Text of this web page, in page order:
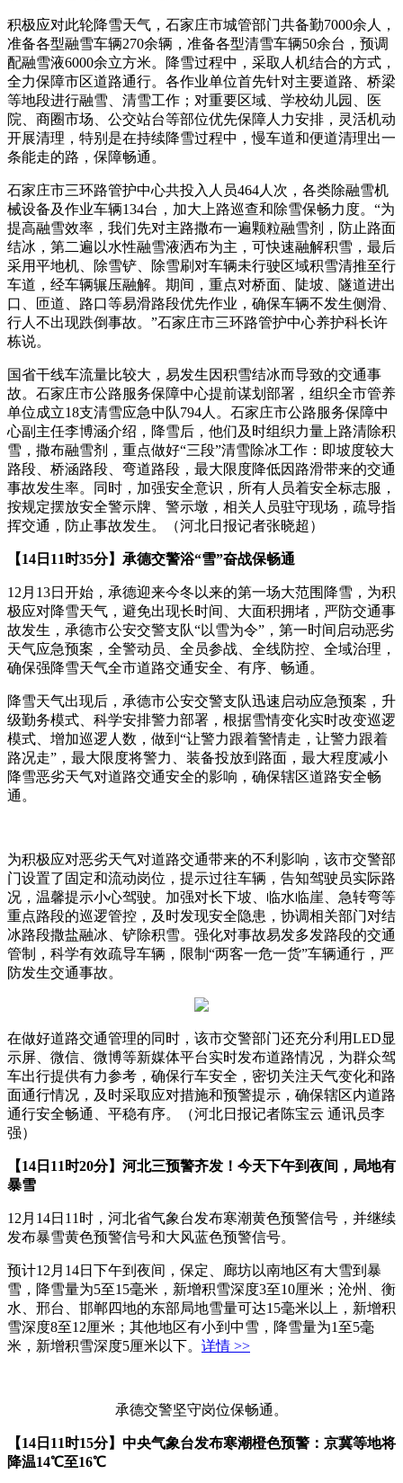
积极应对此轮降雪天气，石家庄市城管部门共备勤7000余人，
准备各型融雪车辆270余辆，准备各型清雪车辆50余台，预调
配融雪液6000余立方米。降雪过程中，采取人机结合的方式，
全力保障市区道路通行。各作业单位首先针对主要道路、桥梁
等地段进行融雪、清雪工作；对重要区域、学校幼儿园、医
院、商圈市场、公交站台等部位优先保障人力安排，灵活机动
开展清理，特别是在持续降雪过程中，慢车道和便道清理出一
条能走的路，保障畅通。
石家庄市三环路管护中心共投入人员464人次，各类除融雪机
械设备及作业车辆134台，加大上路巡查和除雪保畅力度。“为
提高融雪效率，我们先对主路撒布一遍颗粒融雪剂，防止路面
结冰，第二遍以水性融雪液洒布为主，可快速融解积雪，最后
采用平地机、除雪铲、除雪刷对车辆未行驶区域积雪清推至行
车道，经车辆辗压融解。期间，重点对桥面、陡坡、隧道进出
口、匝道、路口等易滑路段优先作业，确保车辆不发生侧滑、
行人不出现跌倒事故。”石家庄市三环路管护中心养护科长许
栋说。
国省干线车流量比较大，易发生因积雪结冰而导致的交通事
故。石家庄市公路服务保障中心提前谋划部署，组织全市管养
单位成立18支清雪应急中队794人。石家庄市公路服务保障中
心副主任李博涵介绍，降雪后，他们及时组织力量上路清除积
雪，撒布融雪剂，重点做好“三段”清雪除冰工作：即坡度较大
路段、桥涵路段、弯道路段，最大限度降低因路滑带来的交通
事故发生率。同时，加强安全意识，所有人员着安全标志服，
按规定摆放安全警示牌、警示墩，相关人员驻守现场，疏导指
挥交通，防止事故发生。（河北日报记者张晓超）
【14日11时35分】承德交警浴“雪”奋战保畅通
12月13日开始，承德迎来今冬以来的第一场大范围降雪，为积
极应对降雪天气，避免出现长时间、大面积拥堵，严防交通事
故发生，承德市公安交警支队“以雪为令”，第一时间启动恶劣
天气应急预案，全警动员、全员参战、全线防控、全域治理，
确保强降雪天气全市道路交通安全、有序、畅通。
降雪天气出现后，承德市公安交警支队迅速启动应急预案，升
级勤务模式、科学安排警力部署，根据雪情变化实时改变巡逻
模式、增加巡逻人数，做到“让警力跟着警情走，让警力跟着
路况走”，最大限度将警力、装备投放到路面，最大程度减小
降雪恶劣天气对道路交通安全的影响，确保辖区道路安全畅
通。
为积极应对恶劣天气对道路交通带来的不利影响，该市交警部
门设置了固定和流动岗位，提示过往车辆，告知驾驶员实际路
况，温馨提示小心驾驶。加强对长下坡、临水临崖、急转弯等
重点路段的巡逻管控，及时发现安全隐患，协调相关部门对结
冰路段撒盐融冰、铲除积雪。强化对事故易发多发路段的交通
管制，科学有效疏导车辆，限制“两客一危一货”车辆通行，严
防发生交通事故。
在做好道路交通管理的同时，该市交警部门还充分利用LED显
示屏、微信、微博等新媒体平台实时发布道路情况，为群众驾
车出行提供有力参考，确保行车安全，密切关注天气变化和路
面通行情况，及时采取应对措施和预警提示，确保辖区内道路
通行安全畅通、平稳有序。（河北日报记者陈宝云 通讯员李
强）
【14日11时20分】河北三预警齐发！今天下午到夜间，局地有
暴雪
12月14日11时，河北省气象台发布寒潮黄色预警信号，并继续
发布暴雪黄色预警信号和大风蓝色预警信号。
预计12月14日下午到夜间，保定、廊坊以南地区有大雪到暴
雪，降雪量为5至15毫米，新增积雪深度3至10厘米；沧州、衡
水、邢台、邯郸四地的东部局地雪量可达15毫米以上，新增积
雪深度8至12厘米；其他地区有小到中雪，降雪量为1至5毫
米，新增积雪深度5厘米以下。 详情 >>
承德交警坚守岗位保畅通。
【14日11时15分】中央气象台发布寒潮橙色预警：京冀等地将
降温14℃至16℃